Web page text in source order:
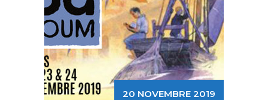
20 NOVEMBRE 2019